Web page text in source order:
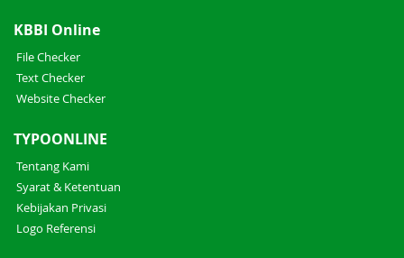
KBBI Online
File Checker
Text Checker
Website Checker
TYPOONLINE
Tentang Kami
Syarat & Ketentuan
Kebijakan Privasi
Logo Referensi